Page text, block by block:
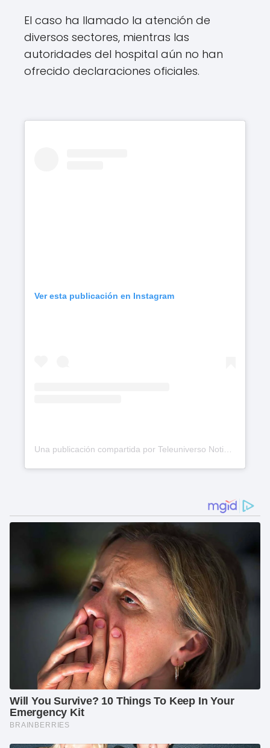
El caso ha llamado la atención de
diversos sectores, mientras las
autoridades del hospital aún no han
ofrecido declaraciones oficiales.
Ver esta publicación en Instagram